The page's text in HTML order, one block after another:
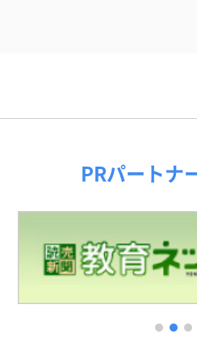
PRパートナ
1 2